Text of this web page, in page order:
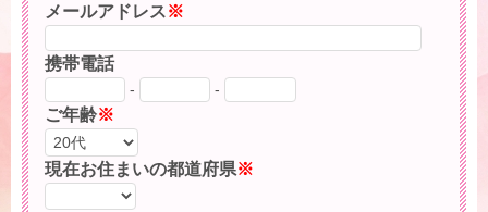
メールアドレス※
携帯電話
- -
ご年齢※
現在お住まいの都道府県※